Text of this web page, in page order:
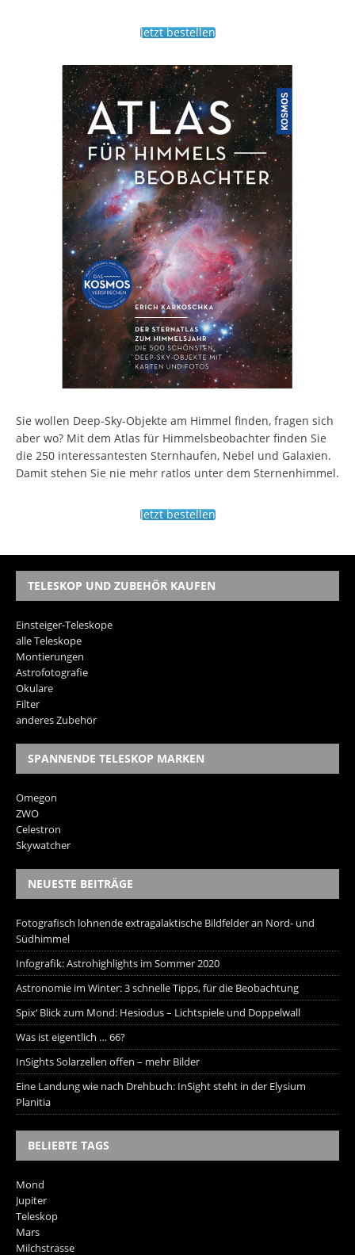
Jetzt bestellen
Sie wollen Deep-Sky-Objekte am Himmel finden, fragen sich
aber wo? Mit dem Atlas für Himmelsbeobachter finden Sie
die 250 interessantesten Sternhaufen, Nebel und Galaxien.
Damit stehen Sie nie mehr ratlos unter dem Sternenhimmel.
Jetzt bestellen
TELESKOP UND ZUBEHÖR KAUFEN
Einsteiger-Teleskope
alle Teleskope
Montierungen
Astrofotografie
Okulare
Filter
anderes Zubehör
SPANNENDE TELESKOP MARKEN
Omegon
ZWO
Celestron
Skywatcher
NEUESTE BEITRÄGE
Fotografisch lohnende extragalaktische Bildfelder an Nord- und
Südhimmel
Infografik: Astrohighlights im Sommer 2020
Astronomie im Winter: 3 schnelle Tipps, für die Beobachtung
Spix‘ Blick zum Mond: Hesiodus – Lichtspiele und Doppelwall
Was ist eigentlich … 66?
InSights Solarzellen offen – mehr Bilder
Eine Landung wie nach Drehbuch: InSight steht in der Elysium
Planitia
BELIEBTE TAGS
Mond
Jupiter
Teleskop
Mars
Milchstrasse